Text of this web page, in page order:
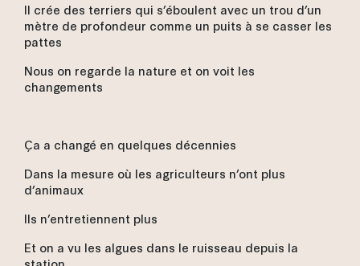
Il crée des terriers qui s’éboulent avec un trou d’un
mètre de profondeur comme un puits à se casser les
pattes
Nous on regarde la nature et on voit les
changements
Ça a changé en quelques décennies
Dans la mesure où les agriculteurs n’ont plus
d’animaux
Ils n’entretiennent plus
Et on a vu les algues dans le ruisseau depuis la